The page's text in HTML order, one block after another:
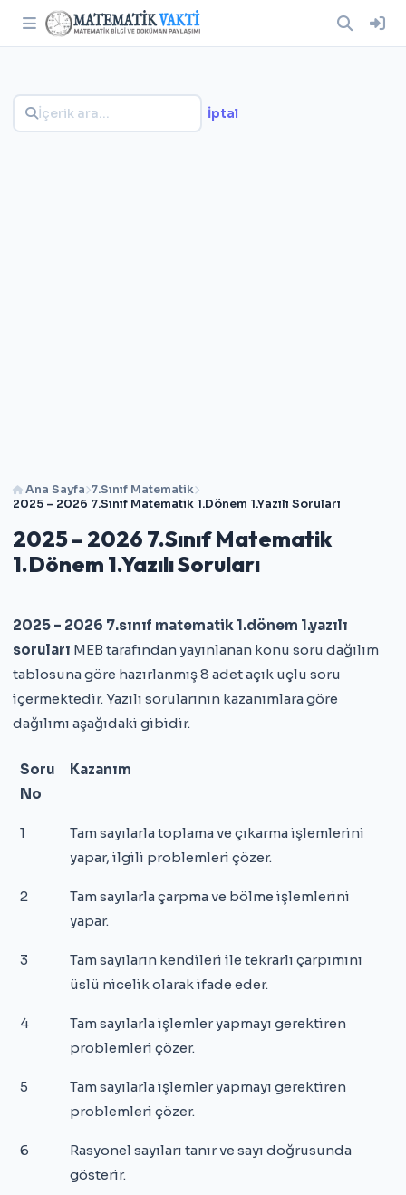
Ana Sayfa 7.Sınıf Matematik
2025 – 2026 7.Sınıf Matematik 1.Dönem 1.Yazılı Soruları
2025 – 2026 7.Sınıf Matematik
1.Dönem 1.Yazılı Soruları
2025 – 2026 7.sınıf matematik 1.dönem 1.yazılı
soruları MEB tarafından yayınlanan konu soru dağılım
tablosuna göre hazırlanmış 8 adet açık uçlu soru
içermektedir. Yazılı sorularının kazanımlara göre
dağılımı aşağıdaki gibidir.
Soru
No
Kazanım
1
Tam sayılarla toplama ve çıkarma işlemlerini
yapar, ilgili problemleri çözer.
2
Tam sayılarla çarpma ve bölme işlemlerini
yapar.
3
Tam sayıların kendileri ile tekrarlı çarpımını
üslü nicelik olarak ifade eder.
4
Tam sayılarla işlemler yapmayı gerektiren
problemleri çözer.
5
Tam sayılarla işlemler yapmayı gerektiren
problemleri çözer.
6
Rasyonel sayıları tanır ve sayı doğrusunda
gösterir.
İptal